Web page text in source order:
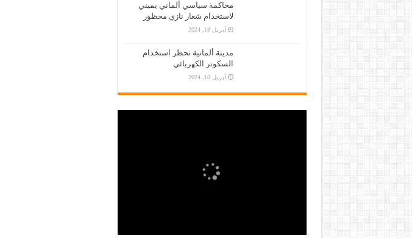
محاكمة سياسي ألماني يميني
لاستخدام شعار نازي محظور
أبريل 18, 2024
مدينة ألمانية تحظر استخدام
السكوتر الكهربائي
أبريل 18, 2024